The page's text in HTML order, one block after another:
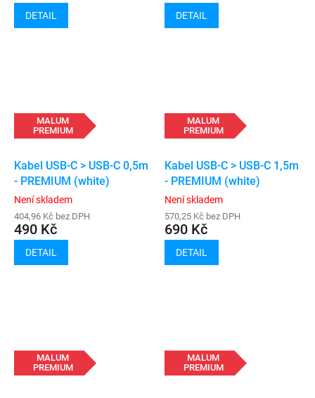
DETAIL DETAIL
MALUM
PREMIUM
Kabel USB-C > USB-C 0,5m
- PREMIUM (white)
Není skladem
404,96 Kč bez DPH
490 Kč
DETAIL
MALUM
PREMIUM
Kabel USB-C > USB-C 1,5m
- PREMIUM (white)
Není skladem
570,25 Kč bez DPH
690 Kč
DETAIL
MALUM
PREMIUM
MALUM
PREMIUM